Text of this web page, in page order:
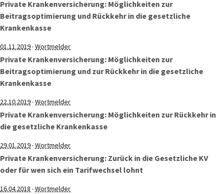
Private Krankenversicherung: Möglichkeiten zur
Beitragsoptimierung und Rückkehr in die gesetzliche
Krankenkasse
01.11.2019· Wortmelder
Private Krankenversicherung: Möglichkeiten zur
Beitragsoptimierung und zur Rückkehr in die gesetzliche
Krankenkasse
22.10.2019· Wortmelder
Private Krankenversicherung: Möglichkeiten zur Rückkehr in
die gesetzliche Krankenkasse
29.01.2019· Wortmelder
Private Krankenversicherung: Zurück in die Gesetzliche KV
oder für wen sich ein Tarifwechsel lohnt
16.04.2018 · Wortmelder